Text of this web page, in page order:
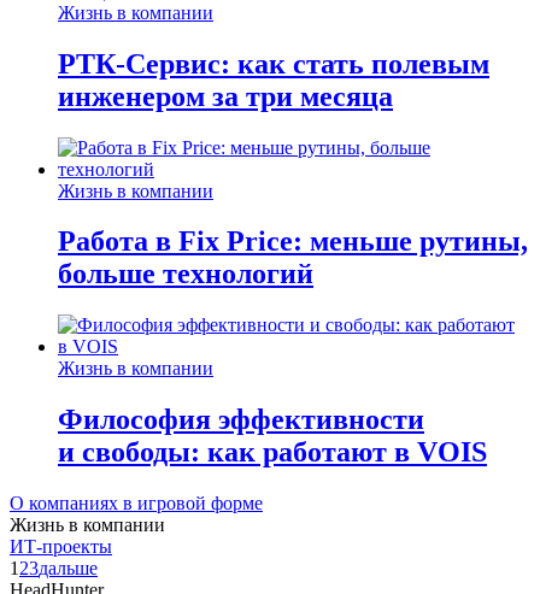
Жизнь в компании
РТК-Сервис: как стать полевым
инженером за три месяца
Жизнь в компании
Работа в Fix Price: меньше рутины,
больше технологий
Жизнь в компании
Философия эффективности
и свободы: как работают в VOIS
О компаниях в игровой форме
Жизнь в компании
ИТ-проекты
1 23дальше